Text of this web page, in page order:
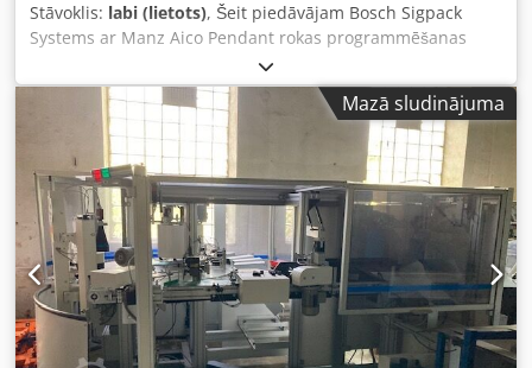
Stāvoklis: labi (lietots), Šeit piedāvājam Bosch Sigpack
Systems ar Manz Aico Pendant rokas programmēšanas
ierīci. Bosch Sigpack Systems ar Manz Aico Pendant rokas
programmēšanas ierīci Bosch Sigpack Systems XR31-3
Dedpfxjzdrzro Amzock ar Manz Aico Pendant P51 rokas
programmēšanas ierīci 80017134 Bosch Sigpack Systems
Tips: XR31-3 Manz rokas programmēšanas ierīce Tips:
80017134 Stāvoklis: lietots Piegādes komplekts: (skatīt
attēlu) (Tehniskie dati un specifikācijas var tikt mainīti,
iespējamās kļūdas tiek izslēgtas!) Papildu jautājumus mēs
labprāt atbildēsim pa tālruni. Rakstisku pasūtījumu
iespējams veikt pa e-pastu vai faksu.
Mazā sludinājuma